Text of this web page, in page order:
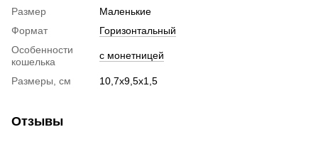
Размер
Маленькие
Формат
Горизонтальный
Особенности
кошелька
с монетницей
Размеры, см 10,7х9,5х1,5
Отзывы